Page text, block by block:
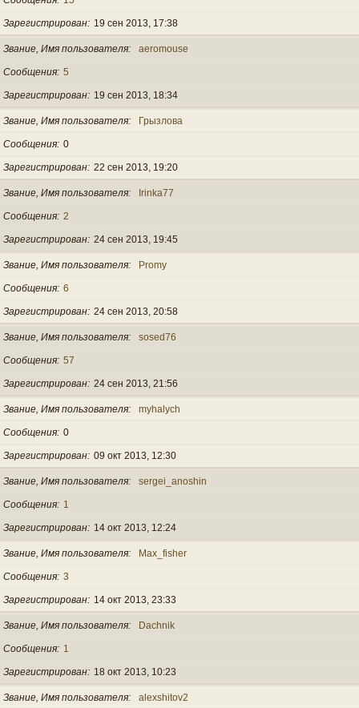
Зарегистрирован 19 сен 2013, 17:38
Звание, Имя пользователя aeromouse
Сообщения 5
Зарегистрирован 19 сен 2013, 18:34
Звание, Имя пользователя Грызлова
Сообщения 0
Зарегистрирован 22 сен 2013, 19:20
Звание, Имя пользователя Irinka77
Сообщения 2
Зарегистрирован 24 сен 2013, 19:45
Звание, Имя пользователя Promy
Сообщения 6
Зарегистрирован 24 сен 2013, 20:58
Звание, Имя пользователя sosed76
Сообщения 57
Зарегистрирован 24 сен 2013, 21:56
Звание, Имя пользователя myhalych
Сообщения 0
Зарегистрирован 09 окт 2013, 12:30
Звание, Имя пользователя sergei_anoshin
Сообщения 1
Зарегистрирован 14 окт 2013, 12:24
Звание, Имя пользователя Max_fisher
Сообщения 3
Зарегистрирован 14 окт 2013, 23:33
Звание, Имя пользователя Dachnik
Сообщения 1
Зарегистрирован 18 окт 2013, 10:23
Звание, Имя пользователя alexshitov2